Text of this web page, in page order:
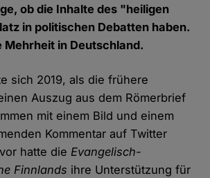
ob die Inhalte des "heiligen
in politischen Debatten haben.
in Deutschland.
sich 2019, als die frühere
Auszug aus dem Römerbrief
mit einem Bild und einem
Kommentar auf Twitter
hatte dieEvangelisch-
Finnlands ihre Unterstützung für